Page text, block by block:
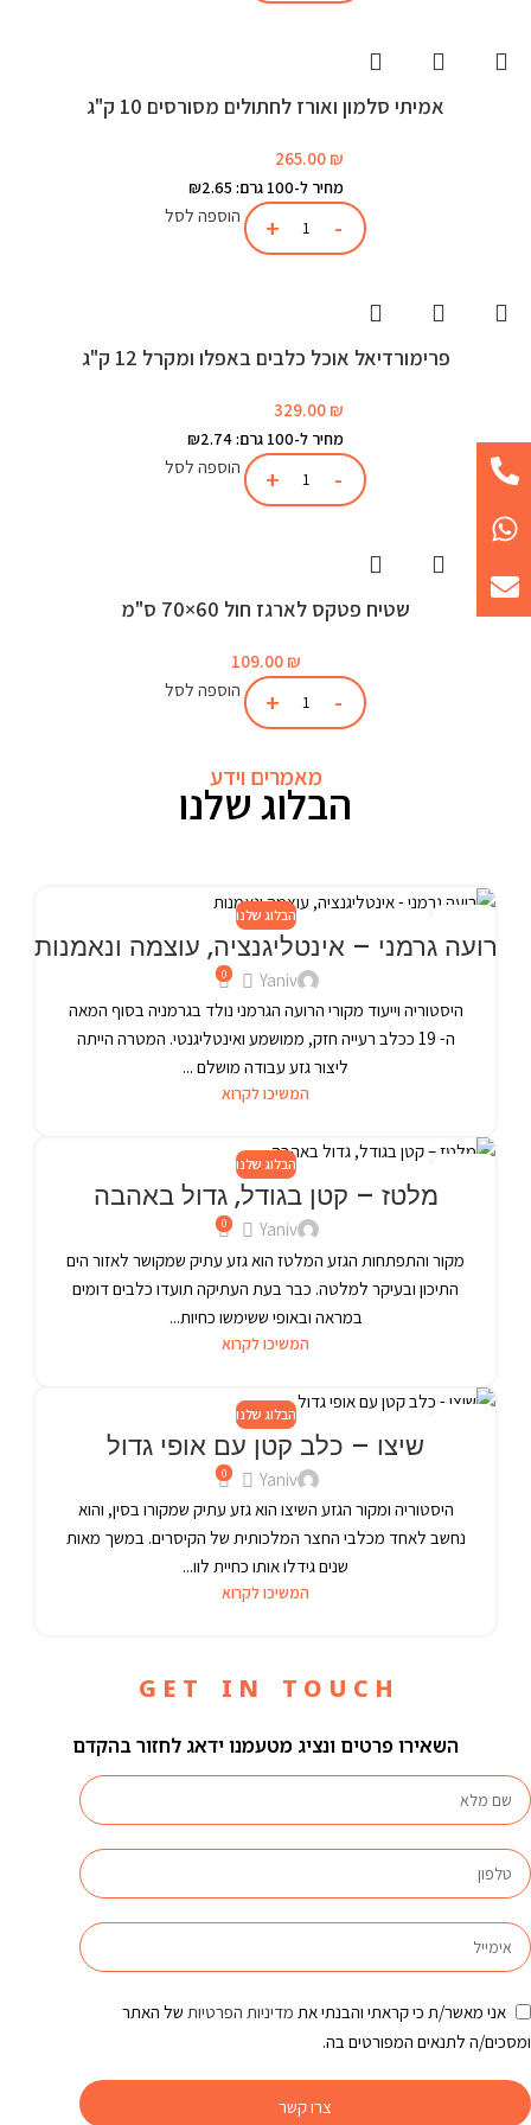
אמיתי סלמון ואורז לחתולים מסורסים 10 ק"ג
265.00 ₪
מחיר ל-100 גרם: ₪2.65
הוספה לסל
פרימורדיאל אוכל כלבים באפלו ומקרל 12 ק"ג
329.00 ₪
מחיר ל-100 גרם: ₪2.74
הוספה לסל
שטיח פטקס לארגז חול 60×70 ס"מ
109.00 ₪
הוספה לסל
מאמרים וידע
הבלוג שלנו
פבר
הבלוג שלנו
רועה גרמני – אינטליגנציה, עוצמה ונאמנות
Yaniv
0
היסטוריה וייעוד מקורי הרועה הגרמני נולד בגרמניה בסוף המאה
ה- 19 ככלב רעייה חזק, ממושמע ואינטליגנטי. המטרה הייתה
ליצור גזע עבודה מושלם ...
המשיכו לקרוא
הבלוג שלנו
מלטז – קטן בגודל, גדול באהבה
Yaniv
0
מקור והתפתחות הגזע המלטז הוא גזע עתיק שמקושר לאזור הים
התיכון ובעיקר למלטה. כבר בעת העתיקה תועדו כלבים דומים
במראה ובאופי ששימשו כחיות...
המשיכו לקרוא
הבלוג שלנו
שיצו – כלב קטן עם אופי גדול
Yaniv
0
היסטוריה ומקור הגזע השיצו הוא גזע עתיק שמקורו בסין, והוא
נחשב לאחד מכלבי החצר המלכותית של הקיסרים. במשך מאות
שנים גידלו אותו כחיית לוו...
המשיכו לקרוא
G E T I N T O U C H
השאירו פרטים ונציג מטעמנו ידאג לחזור בהקדם
אני מאשר/ת כי קראתי והבנתי את מדיניות הפרטיות של האתר
ומסכים/ה לתנאים המפורטים בה.
צרו קשר